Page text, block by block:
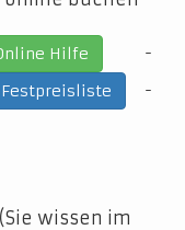
Hilfe
-
Festpreisliste
-
wissen im